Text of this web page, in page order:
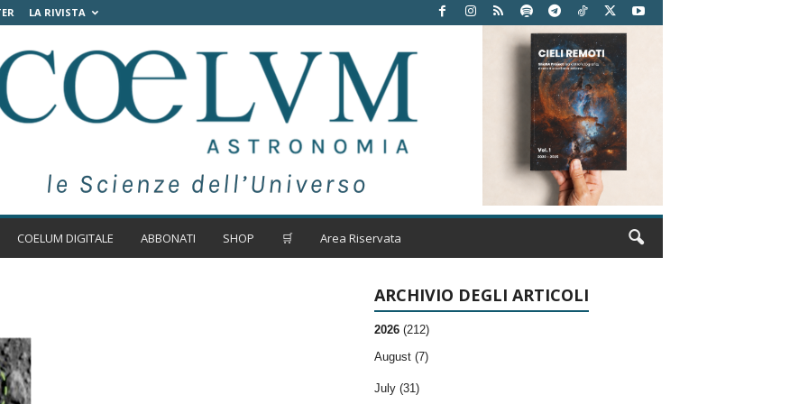
LA RIVISTA
COELUM DIGITALE ABBONATI SHOP 🛒 Area Riservata
ARCHIVIO DEGLI ARTICOLI
2026 (212)
August (7)
July (31)